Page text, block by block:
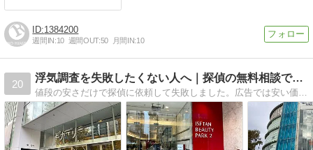
1384200
週間IN:10 週間OUT:50 月間IN:10
20
浮気調査を失敗したくない人へ｜探偵の無料相談で分かる真実注意